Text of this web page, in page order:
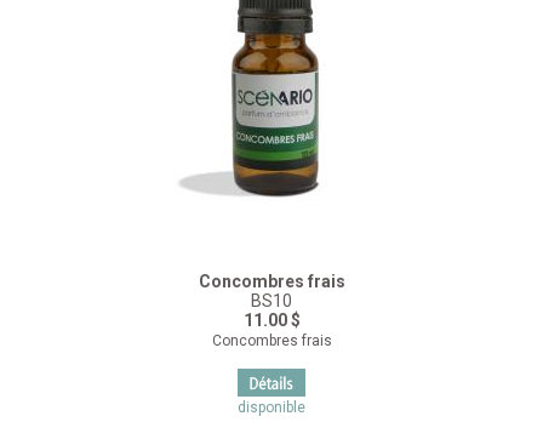
Concombres frais
BS10
11.00 $
Concombres frais
disponible